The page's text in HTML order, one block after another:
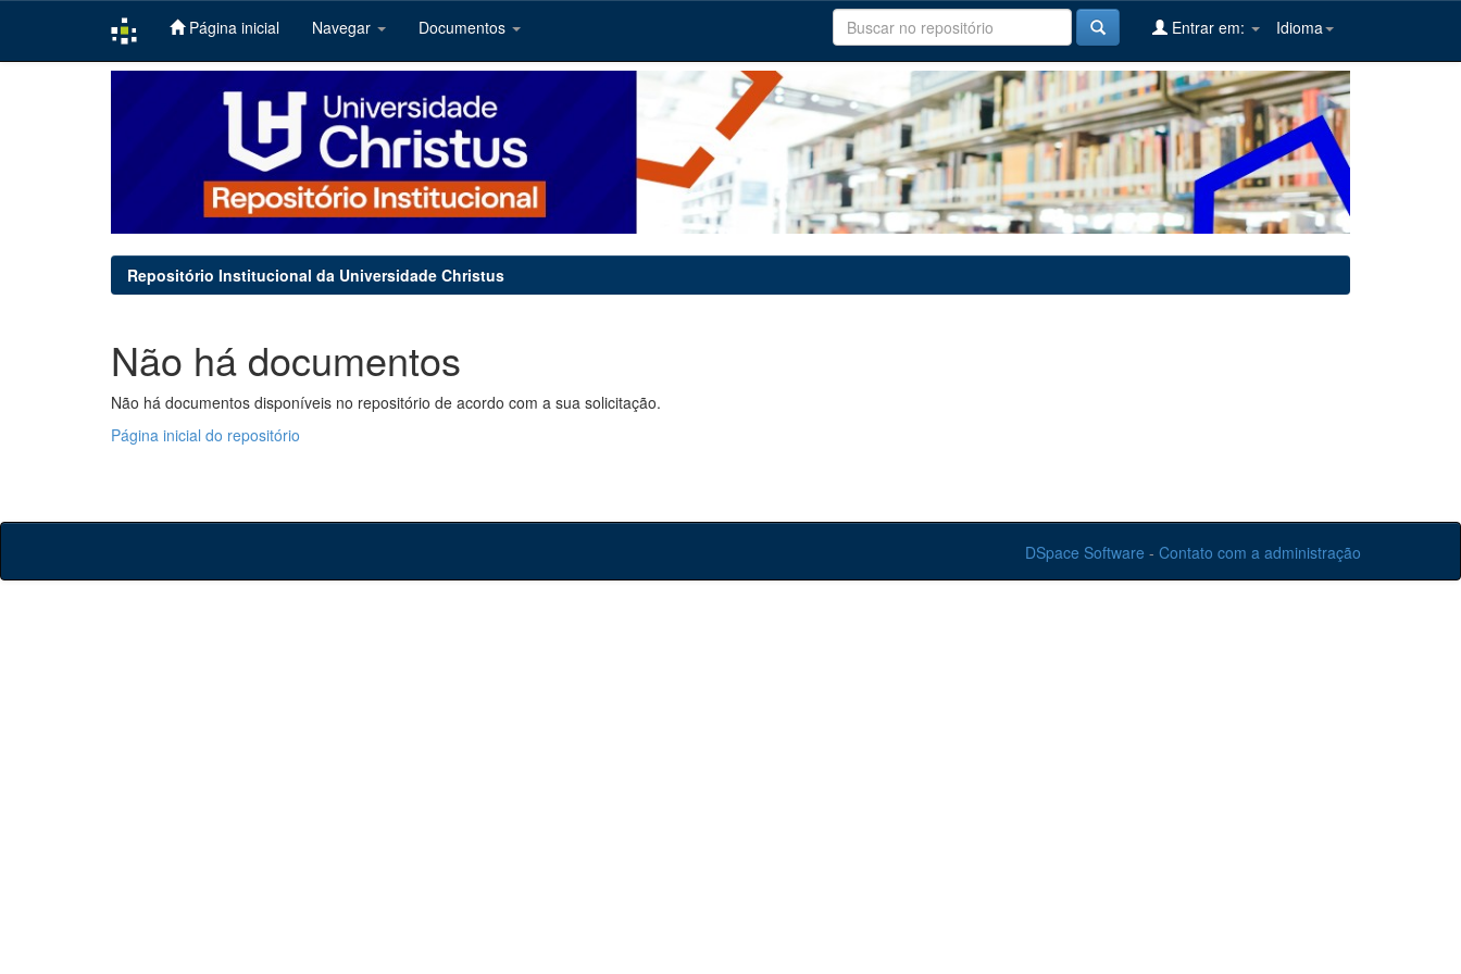
Página inicial Navegar Documentos Idioma
Entrar em:
Repositório Institucional da Universidade Christus
Não há documentos
Não há documentos disponíveis no repositório de acordo com a sua solicitação.
Página inicial do repositório
DSpace Software - Contato com a administração